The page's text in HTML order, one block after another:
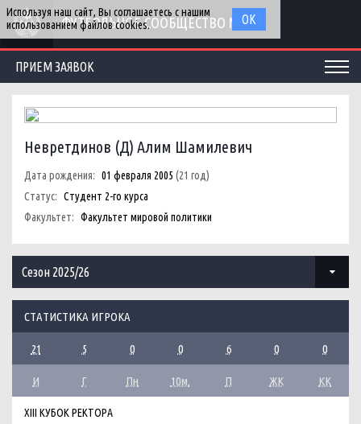
ФУТБОЛЬНОЕ СООБЩЕСТВО МГУ
ПРИЕМ ЗАЯВОК
Невретдинов (Д) Алим Шамилевич
Дата рождения: 01 февраля 2005 (21 год)
Статус: Студент 2-го курса
Факультет: Факультет мировой политики
Сезон 2025/26
СТАТИСТИКА ИГРОКА
21 5 0 0 6 0 0
И Г Пн 10м. П ЖК КК
XIII КУБОК РЕКТОРА
Используя наш сайт, Вы соглашаетесь с нашим
использованием файлов cookies.
ОК